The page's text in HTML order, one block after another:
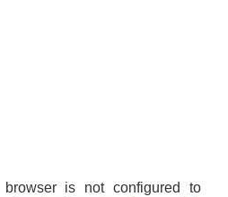
is not configured to